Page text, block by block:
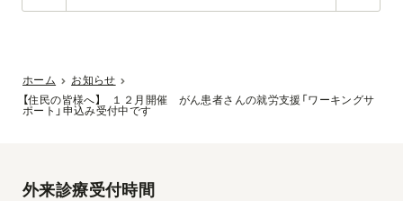
ホーム
お知らせ
【住民の皆様へ】 １２月開催 がん患者さんの就労支援「ワーキングサ
ポート」申込み受付中です
外来診療受付時間